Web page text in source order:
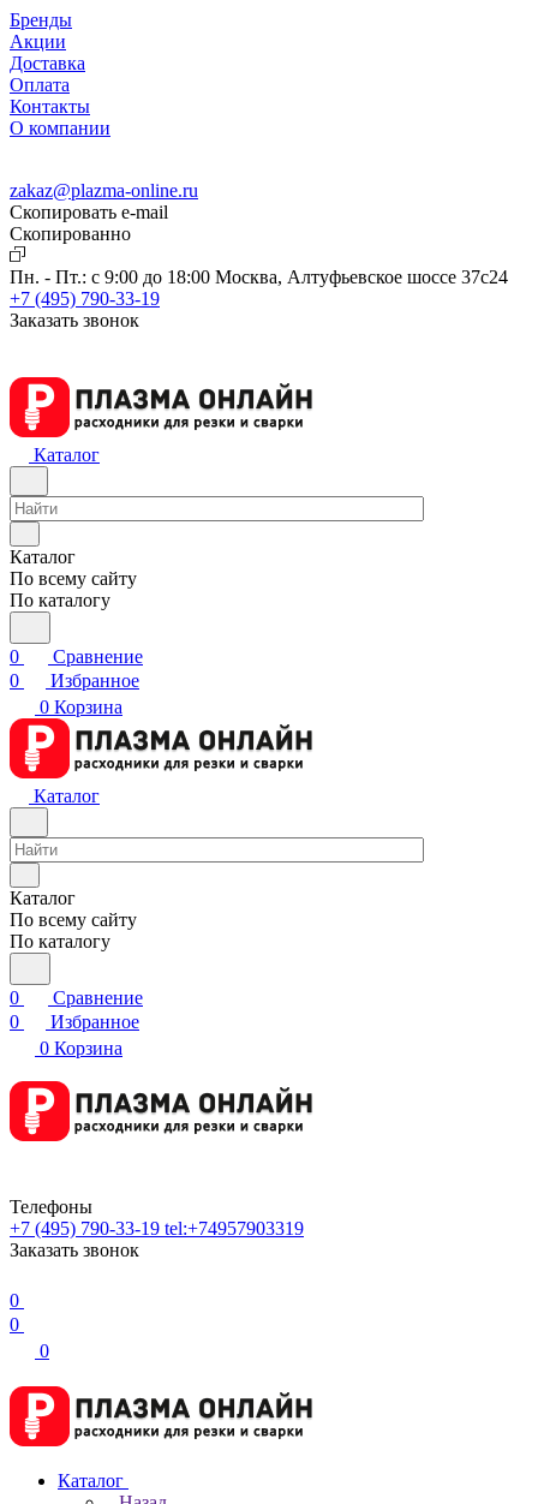
Бренды
Акции
Доставка
Оплата
Контакты
О компании
zakaz@plazma-online.ru
Скопировать e-mail
Cкопированно
Пн. - Пт.: с 9:00 до 18:00 Москва, Алтуфьевское шоссе 37с24
+7 (495) 790-33-19
Заказать звонок
Каталог
Каталог
По всему сайту
По каталогу
0
Сравнение
0
Избранное
0 Корзина
Каталог
Каталог
По всему сайту
По каталогу
0
Сравнение
0
Избранное
0 Корзина
Телефоны
+7 (495) 790-33-19 tel:+74957903319
Заказать звонок
0
0
0
Каталог